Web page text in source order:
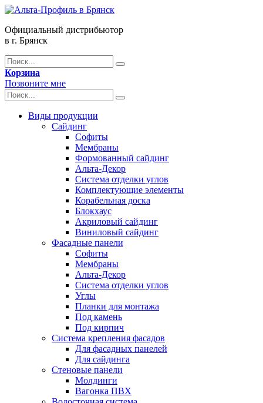
Официальный дистрибьютор
в г. Брянск
Корзина
Позвоните мне
Виды продукции
Сайдинг
Софиты
Мембраны
Формованный сайдинг
Альта-Декор
Система отделки углов
Комплектующие элементы
Корабельная доска
Блокхаус
Акриловый сайдинг
Виниловый сайдинг
Фасадные панели
Софиты
Мембраны
Альта-Декор
Система отделки углов
Углы
Планки для монтажа
Под камень
Под кирпич
Система крепления фасадов
Для фасадных панелей
Для сайдинга
Стеновые панели
Молдинги
Вагонка ПВХ